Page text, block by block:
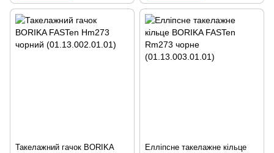
Такелажний гачок BORIKA
Елліпсне такелажне кільце